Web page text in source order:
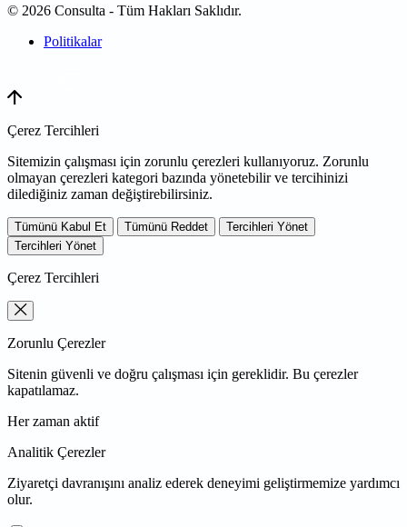
© 2026 Consulta - Tüm Hakları Saklıdır.
Politikalar
Çerez Tercihleri
Sitemizin çalışması için zorunlu çerezleri kullanıyoruz. Zorunlu
olmayan çerezleri kategori bazında yönetebilir ve tercihinizi
dilediğiniz zaman değiştirebilirsiniz.
Tümünü Kabul Et Tümünü Reddet
Tercihleri Yönet
Tercihleri Yönet
Çerez Tercihleri
Zorunlu Çerezler
Sitenin güvenli ve doğru çalışması için gereklidir. Bu çerezler
kapatılamaz.
Her zaman aktif
Analitik Çerezler
Ziyaretçi davranışını analiz ederek deneyimi geliştirmemize yardımcı
olur.